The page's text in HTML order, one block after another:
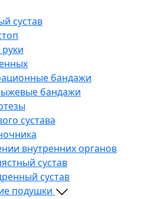
сустав
бандажи
бандажи
сустава
внутренних органов
сустав
сустав
подушки